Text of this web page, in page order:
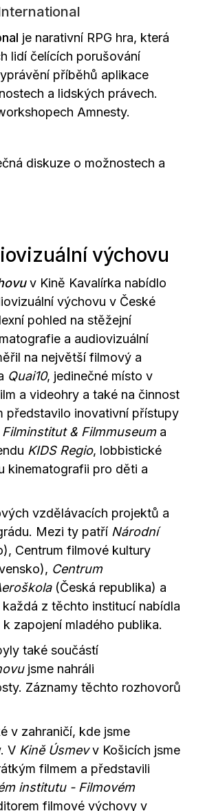
je narativní RPG hra, která
lidí čelících porušování
příběhů aplikace
a lidských právech.
Amnesty.
diskuze o možnostech a
výchovu
v Kině Kavalírka nabídlo
výchovu v České
pohled na stěžejní
a audiovizuální
na největší filmový a
Quai10, jedinečné místo v
a videohry a také na činnost
představilo inovativní přístupy
& Filmmuseuma
KIDS Regio, lobbistické
kinematografii pro děti a
vzdělávacích projektů a
Mezi ty patří Národní
Centrum filmové kultury
Centrum
(Česká republika) a
z těchto institucí nabídla
zapojení mladého publika.
také součástí
jsme nahráli
Záznamy těchto rozhovorů
v zahraničí, kde jsme
V Kině Úsmevv Košicích jsme
filmem a představili
institutu - Filmovém
filmové výchovy v